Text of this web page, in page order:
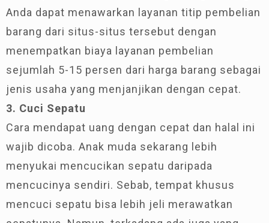
Anda dapat menawarkan layanan titip pembelian
barang dari situs-situs tersebut dengan
menempatkan biaya layanan pembelian
sejumlah 5-15 persen dari harga barang sebagai
jenis usaha yang menjanjikan dengan cepat.
3. Cuci Sepatu
Cara mendapat uang dengan cepat dan halal ini
wajib dicoba. Anak muda sekarang lebih
menyukai mencucikan sepatu daripada
mencucinya sendiri. Sebab, tempat khusus
mencuci sepatu bisa lebih jeli merawatkan